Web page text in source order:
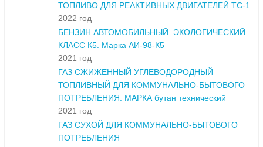
ТОПЛИВО ДЛЯ РЕАКТИВНЫХ ДВИГАТЕЛЕЙ ТС-1
2022 год
БЕНЗИН АВТОМОБИЛЬНЫЙ. ЭКОЛОГИЧЕСКИЙ
КЛАСС К5. Марка АИ-98-К5
2021 год
ГАЗ СЖИЖЕННЫЙ УГЛЕВОДОРОДНЫЙ
ТОПЛИВНЫЙ ДЛЯ КОММУНАЛЬНО-БЫТОВОГО
ПОТРЕБЛЕНИЯ. МАРКА бутан технический
2021 год
ГАЗ СУХОЙ ДЛЯ КОММУНАЛЬНО-БЫТОВОГО
ПОТРЕБЛЕНИЯ